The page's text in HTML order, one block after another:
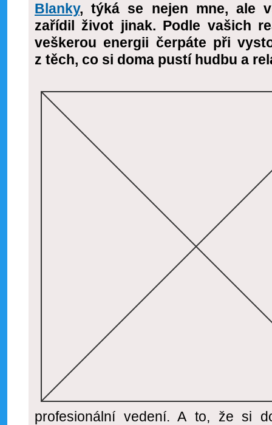
Blanky, týká se nejen mne, ale
zařídil život jinak. Podle vašich
veškerou energii čerpáte při
z těch, co si doma pustí hudbu a
profesionální vedení. A to, že si